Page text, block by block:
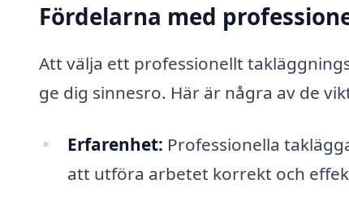
Fördelarna med
Att välja ett professionellt
ge dig sinnesro. Här är några av de
Erfarenhet: Professionella
att utföra arbetet korrekt och